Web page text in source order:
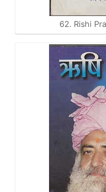
62. Rishi